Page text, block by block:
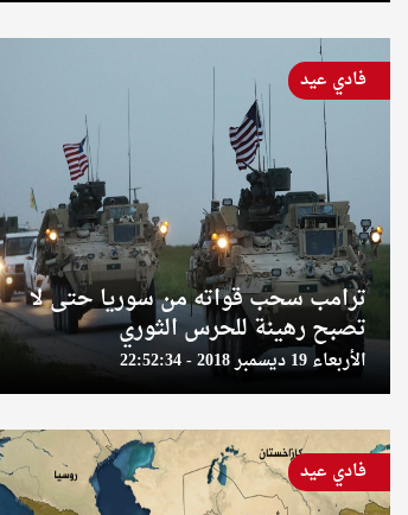
ترامب سحب قواته من سوريا حتى لا
تصبح رهينة للحرس الثوري
الأربعاء 19 ديسمبر 2018 - 22:52:34
فادي عيد
فادي عيد